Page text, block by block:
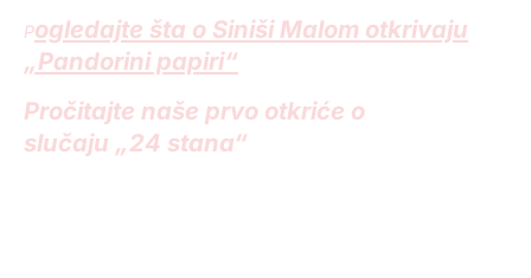
Pogledajte šta o Siniši Malom otkrivaju
„Pandorini papiri“
Pročitajte naše prvo otkriće o
slučaju „24 stana“